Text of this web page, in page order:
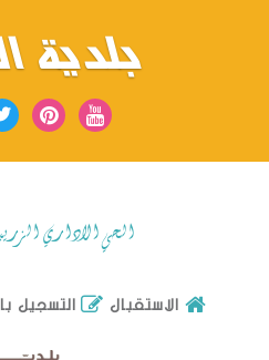
بلدية
الحي الاداري الزريبة
الاستقبال التسجيل